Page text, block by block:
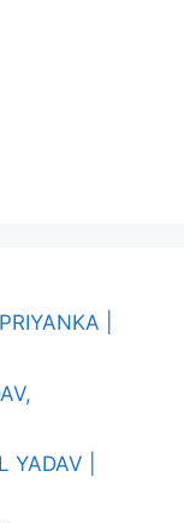
|
YADAV |